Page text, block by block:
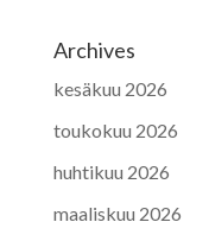
Archives
kesäkuu 2026
toukokuu 2026
huhtikuu 2026
maaliskuu 2026